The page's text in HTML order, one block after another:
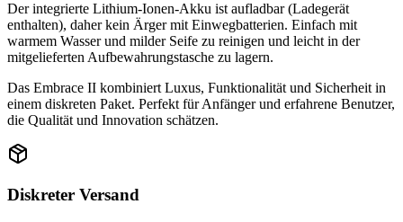
Der integrierte Lithium-Ionen-Akku ist aufladbar (Ladegerät
enthalten), daher kein Ärger mit Einwegbatterien. Einfach mit
warmem Wasser und milder Seife zu reinigen und leicht in der
mitgelieferten Aufbewahrungstasche zu lagern.
Das Embrace II kombiniert Luxus, Funktionalität und Sicherheit in
einem diskreten Paket. Perfekt für Anfänger und erfahrene Benutzer,
die Qualität und Innovation schätzen.
Diskreter Versand